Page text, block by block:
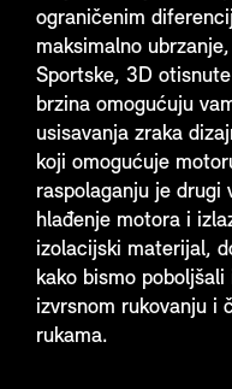
ograničenim
maksimalno
Sportske, 3D
brzina omogućuju
usisavanja zraka
koji omogućuje
raspolaganju je drugi
hlađenje motora i
izolacijski materijal,
kako bismo
izvrsnom rukovanju i
rukama.